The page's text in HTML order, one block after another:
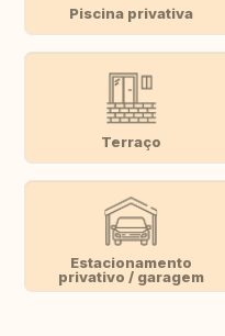
Piscina privativa
Terraço
Estacionamento
privativo / garagem